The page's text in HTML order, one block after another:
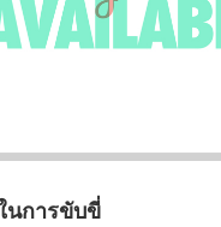
นการขับขี่